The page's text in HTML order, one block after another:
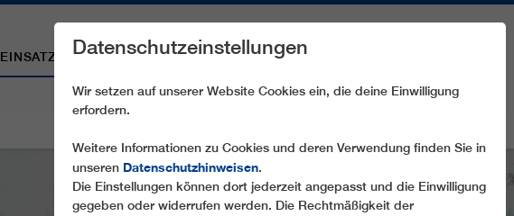
EINSATZBEREICHE ERSATZTEILE SERVICE
Datenschutzeinstellungen
Wir setzen auf unserer Website Cookies ein, die deine Einwilligung
erfordern.
Weitere Informationen zu Cookies und deren Verwendung finden Sie in
unseren Datenschutzhinweisen.
Die Einstellungen können dort jederzeit angepasst und die Einwilligung
gegeben oder widerrufen werden. Die Rechtmäßigkeit der